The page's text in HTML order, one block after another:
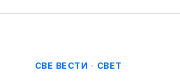
СВЕ ВЕСТИ · СВЕТ